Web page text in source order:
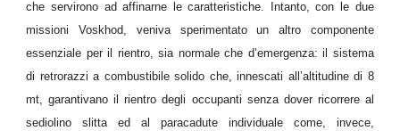
che servirono ad affinarne le caratteristiche. Intanto, con le due
missioni Voskhod, veniva sperimentato un altro componente
essenziale per il rientro, sia normale che d’emergenza: il sistema
di retrorazzi a combustibile solido che, innescati all’altitudine di 8
mt, garantivano il rientro degli occupanti senza dover ricorrere al
sediolino slitta ed al paracadute individuale come, invece,